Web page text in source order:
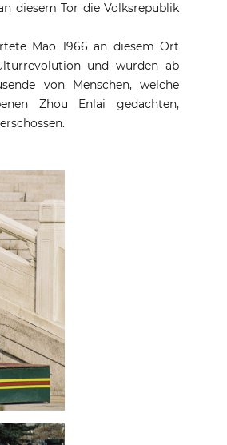
diesem Tor die Volksrepublik
Mao 1966 an diesem Ort
und wurden ab
von Menschen, welche
Zhou Enlai gedachten,